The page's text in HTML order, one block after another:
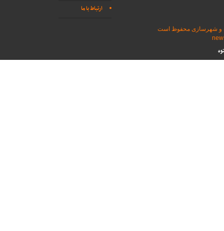
ارتباط با ما
و شهرسازی محفوظ است